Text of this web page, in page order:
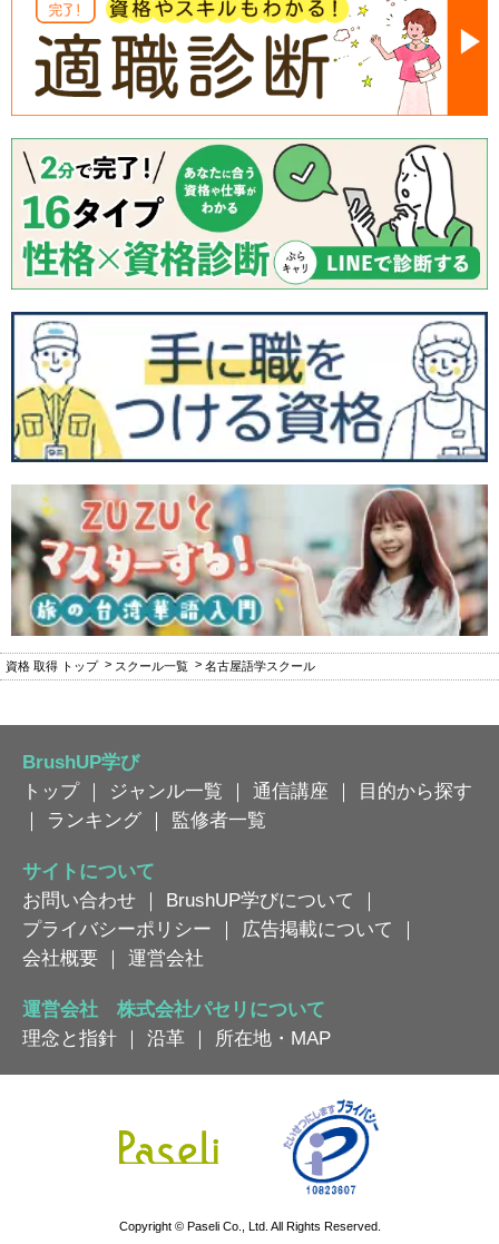
資格 取得 トップ スクール一覧 名古屋語学スクール
BrushUP学び
トップ｜ ジャンル一覧 ｜ 通信講座 ｜
目的から探す
｜
ランキング ｜ 監修者一覧
サイトについて
お問い合わせ ｜ BrushUP学びについて
｜
プライバシーポリシー ｜ 広告掲載について
｜
会社概要 ｜ 運営会社
運営会社 株式会社パセリについて
理念と指針 ｜ 沿革 ｜ 所在地・MAP
Copyright © Paseli Co., Ltd. All Rights Reserved.